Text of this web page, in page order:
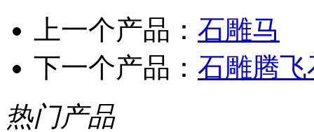
上一个产品： 石雕马
下一个产品： 石雕腾
热门产品